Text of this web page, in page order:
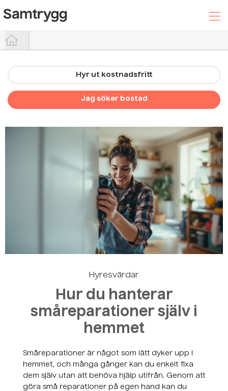
Logga In
Skapa ett konto
Hyr ut kostnadsfritt
Jag söker bostad
Hyresvärdar
Hur du hanterar
småreparationer själv i
hemmet
Småreparationer är något som lätt dyker upp i
hemmet, och många gånger kan du enkelt fixa
dem själv utan att behöva hjälp utifrån. Genom att
göra små reparationer på egen hand kan du